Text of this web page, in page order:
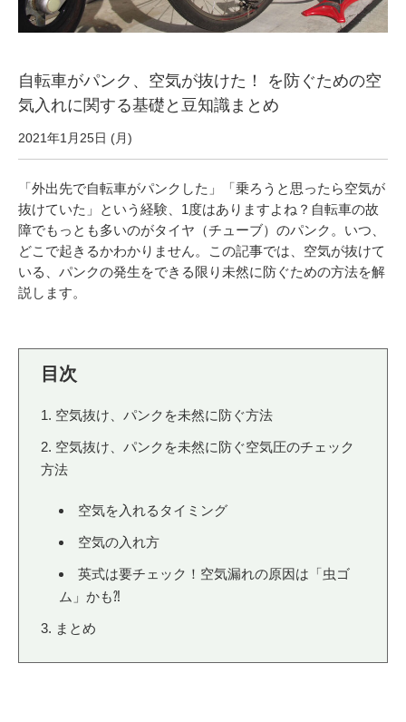
オリジナル自転車
Norwayシリーズ
eVita
店舗ブログ
イベント
メディア
自転車がパンク、空気が抜けた！ を防ぐための空
気入れに関する基礎と豆知識まとめ
2021年1月25日 (月)
「外出先で自転車がパンクした」「乗ろうと思ったら空気が
抜けていた」という経験、1度はありますよね？自転車の故
障でもっとも多いのがタイヤ（チューブ）のパンク。いつ、
どこで起きるかわかりません。この記事では、空気が抜けて
いる、パンクの発生をできる限り未然に防ぐための方法を解
説します。
空気抜け、パンクを未然に防ぐ方法
空気抜け、パンクを未然に防ぐ空気圧のチェック
方法
空気を入れるタイミング
空気の入れ方
英式は要チェック！空気漏れの原因は「虫ゴ
ム」かも⁈
まとめ